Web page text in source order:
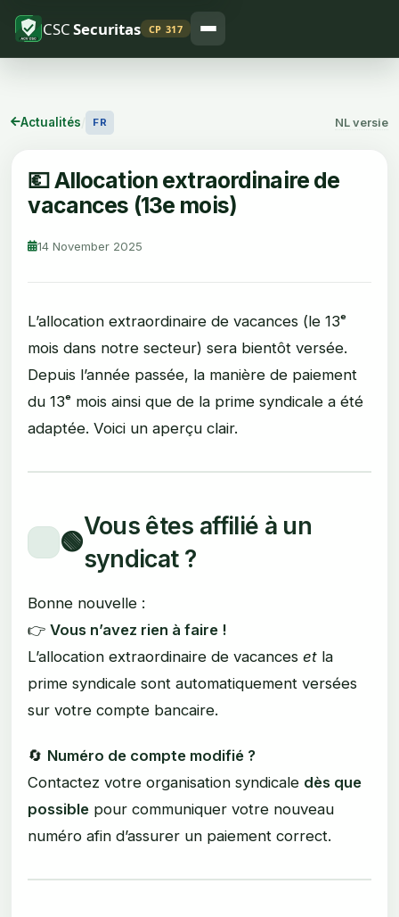
CSCSecuritas CP 317
Actualités FR NL versie
💶 Allocation extraordinaire de
vacances (13e mois)
14 November 2025
L’allocation extraordinaire de vacances (le 13ᵉ
mois dans notre secteur) sera bientôt versée.
Depuis l’année passée, la manière de paiement
du 13ᵉ mois ainsi que de la prime syndicale a été
adaptée. Voici un aperçu clair.
🟢
Vous êtes affilié à un
syndicat ?
Bonne nouvelle :
👉Vous n’avez rien à faire !
L’allocation extraordinaire de vacanceset la
prime syndicale sont automatiquement versées
sur votre compte bancaire.
🔄 Numéro de compte modifié ?
Contactez votre organisation syndicale dès que
possible pour communiquer votre nouveau
numéro afin d’assurer un paiement correct.